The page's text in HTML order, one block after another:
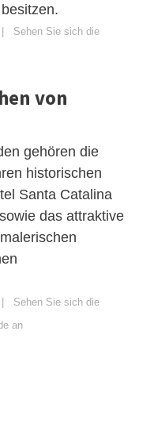
Sehen Sie sich die
von
gehören die
historischen
Santa Catalina
das attraktive
Sehen Sie sich die
an